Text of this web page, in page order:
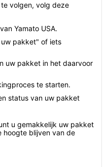
volgen, volg deze
Yamato USA.
pakket" of iets
uw pakket in het daarvoor
te starten.
status van uw pakket
u gemakkelijk uw pakket
hoogte blijven van de